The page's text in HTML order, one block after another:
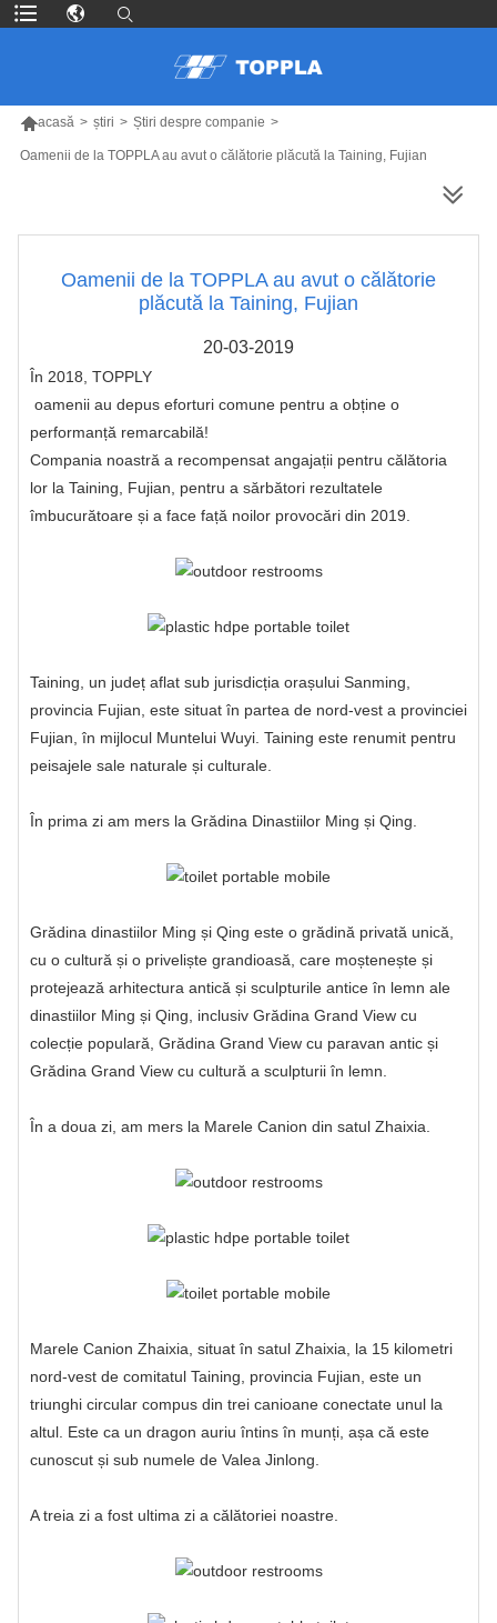
acasă > știri > Știri despre companie >
Oamenii de la TOPPLA au avut o călătorie plăcută la Taining, Fujian
Oamenii de la TOPPLA au avut o călătorie
plăcută la Taining, Fujian
20-03-2019
În 2018, TOPPLY
oamenii au depus eforturi comune pentru a obține o
performanță remarcabilă!
Compania noastră a recompensat angajații pentru călătoria
lor la Taining, Fujian, pentru a sărbători rezultatele
îmbucurătoare și a face față noilor provocări din 2019.
Taining, un județ aflat sub jurisdicția orașului Sanming,
provincia Fujian, este situat în partea de nord-vest a provinciei
Fujian, în mijlocul Muntelui Wuyi. Taining este renumit pentru
peisajele sale naturale și culturale.
În prima zi am mers la Grădina Dinastiilor Ming și Qing.
Grădina dinastiilor Ming și Qing este o grădină privată unică,
cu o cultură și o priveliște grandioasă, care moștenește și
protejează arhitectura antică și sculpturile antice în lemn ale
dinastiilor Ming și Qing, inclusiv Grădina Grand View cu
colecție populară, Grădina Grand View cu paravan antic și
Grădina Grand View cu cultură a sculpturii în lemn.
În a doua zi, am mers la Marele Canion din satul Zhaixia.
Marele Canion Zhaixia, situat în satul Zhaixia, la 15 kilometri
nord-vest de comitatul Taining, provincia Fujian, este un
triunghi circular compus din trei canioane conectate unul la
altul. Este ca un dragon auriu întins în munți, așa că este
cunoscut și sub numele de Valea Jinlong.
A treia zi a fost ultima zi a călătoriei noastre.